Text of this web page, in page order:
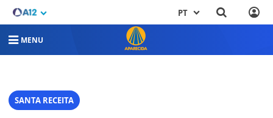
PT
MENU
SANTA RECEITA